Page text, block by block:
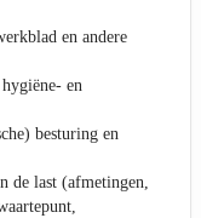
en andere
en
besturing en
de last (afmetingen,